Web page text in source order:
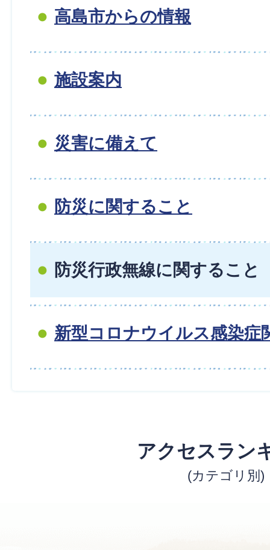
高島市からの情報
施設案内
災害に備えて
防災に関すること
防災行政無線に関すること
新型コロナウイルス感染症
アクセスラン
(カテゴリ別)